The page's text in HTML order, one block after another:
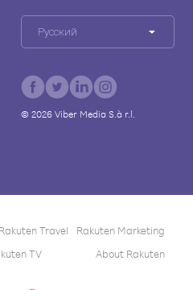
Русский
© 2026Viber Media S.à r.l.
Rakuten Travel
Rakuten Marketing
TV About Rakuten